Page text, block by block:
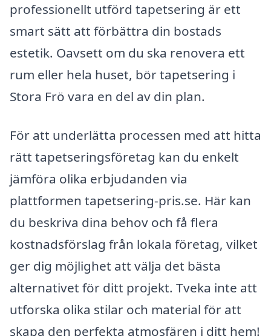
professionellt utförd tapetsering är ett
smart sätt att förbättra din bostads
estetik. Oavsett om du ska renovera ett
rum eller hela huset, bör tapetsering i
Stora Frö vara en del av din plan.
För att underlätta processen med att hitta
rätt tapetseringsföretag kan du enkelt
jämföra olika erbjudanden via
plattformen tapetsering-pris.se. Här kan
du beskriva dina behov och få flera
kostnadsförslag från lokala företag, vilket
ger dig möjlighet att välja det bästa
alternativet för ditt projekt. Tveka inte att
utforska olika stilar och material för att
skapa den perfekta atmosfären i ditt hem!